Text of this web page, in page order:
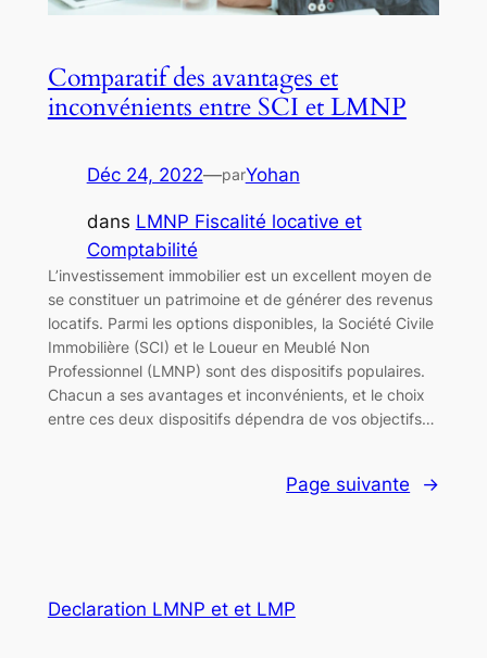
Comparatif des avantages et
inconvénients entre SCI et LMNP
Déc 24, 2022—parYohan
dans LMNP Fiscalité locative et
Comptabilité
L’investissement immobilier est un excellent moyen de
se constituer un patrimoine et de générer des revenus
locatifs. Parmi les options disponibles, la Société Civile
Immobilière (SCI) et le Loueur en Meublé Non
Professionnel (LMNP) sont des dispositifs populaires.
Chacun a ses avantages et inconvénients, et le choix
entre ces deux dispositifs dépendra de vos objectifs…
Page suivante →
Declaration LMNP et et LMP